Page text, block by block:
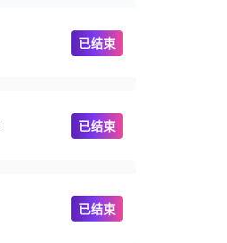
已结束
已结束
已结束